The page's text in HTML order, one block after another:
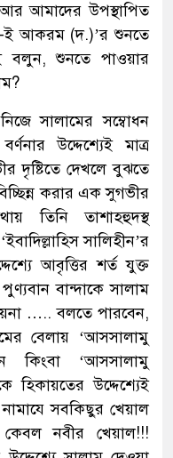
আমাদের উপস্থাপিত
ই আকরম (দ.)’র শুনতে
বলুন, শুনতে পাওয়ার
সালামের সম্বোধন
উদ্দেশ্যেই মাত্র
দৃষ্টিতে দেখলে বুঝতে
করার এক সুগভীর
তিনি তাশাহহুদস্থ
সালিহীন’র
আবৃত্তির শর্ত যুক্ত
বান্দাকে সালাম
….. বলতে পারবেন,
বেলায় ‘আসসালামু
কিংবা ‘আসসালামু
হিকায়তের উদ্দেশ্যেই
সবকিছুর খেয়াল
নবীর খেয়াল!!!